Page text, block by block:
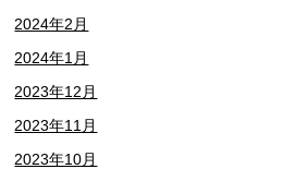
2024年2月
2024年1月
2023年12月
2023年11月
2023年10月